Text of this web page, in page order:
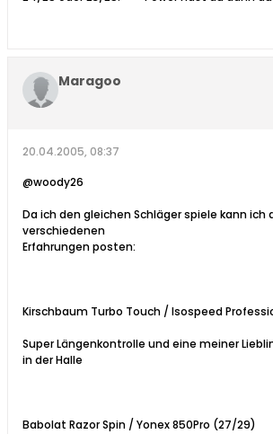
Maragoo
20.04.2005, 08:37
@woody26
Da ich den gleichen Schläger spiele kann ich
verschiedenen
Erfahrungen posten:
Kirschbaum Turbo Touch / Isospeed
Super Längenkontrolle und eine meiner
in der Halle
Babolat Razor Spin / Yonex 850Pro (27/29)